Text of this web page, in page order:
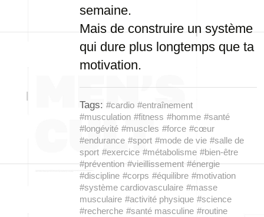
semaine.
Mais de construire un système
qui dure plus longtemps que ta
motivation.
Tags: #cardio #entraînement
#musculation #fitness #homme #santé
#longévité #muscles #force #cœur
#endurance #sport #mode de vie #salle de
sport #exercice #métabolisme #bien-être
#prévention #vieillissement #énergie
#discipline #corps #équilibre #motivation
#système cardiovasculaire #masse
musculaire #activité physique #science
#recherche #santé masculine #routine